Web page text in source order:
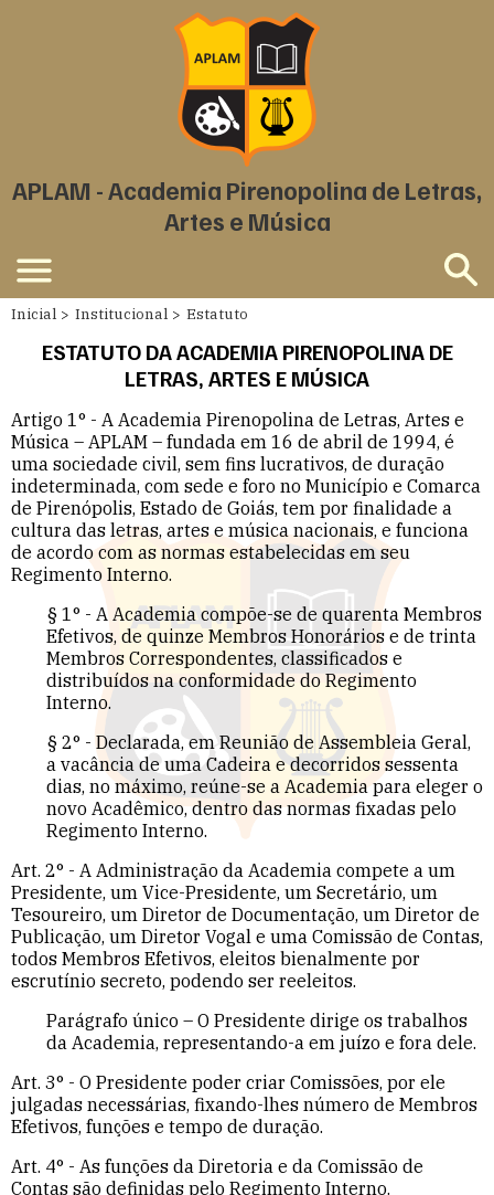
APLAM - Academia Pirenopolina de Letras,
Artes e Música
Inicial Institucional Estatuto
ESTATUTO DA ACADEMIA PIRENOPOLINA DE
LETRAS, ARTES E MÚSICA
Artigo 1° - A Academia Pirenopolina de Letras, Artes e
Música – APLAM – fundada em 16 de abril de 1994, é
uma sociedade civil, sem fins lucrativos, de duração
indeterminada, com sede e foro no Município e Comarca
de Pirenópolis, Estado de Goiás, tem por finalidade a
cultura das letras, artes e música nacionais, e funciona
de acordo com as normas estabelecidas em seu
Regimento Interno.
§ 1° - A Academia compõe-se de quarenta Membros
Efetivos, de quinze Membros Honorários e de trinta
Membros Correspondentes, classificados e
distribuídos na conformidade do Regimento
Interno.
§ 2° - Declarada, em Reunião de Assembleia Geral,
a vacância de uma Cadeira e decorridos sessenta
dias, no máximo, reúne-se a Academia para eleger o
novo Acadêmico, dentro das normas fixadas pelo
Regimento Interno.
Art. 2° - A Administração da Academia compete a um
Presidente, um Vice-Presidente, um Secretário, um
Tesoureiro, um Diretor de Documentação, um Diretor de
Publicação, um Diretor Vogal e uma Comissão de Contas,
todos Membros Efetivos, eleitos bienalmente por
escrutínio secreto, podendo ser reeleitos.
Parágrafo único – O Presidente dirige os trabalhos
da Academia, representando-a em juízo e fora dele.
Art. 3° - O Presidente poder criar Comissões, por ele
julgadas necessárias, fixando-lhes número de Membros
Efetivos, funções e tempo de duração.
Art. 4° - As funções da Diretoria e da Comissão de
Contas são definidas pelo Regimento Interno.